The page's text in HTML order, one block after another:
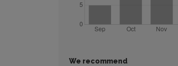
We recommend